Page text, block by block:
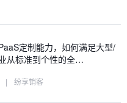
定制能力，如何满足大型/
从标准到个性的全…
| 纷享销客